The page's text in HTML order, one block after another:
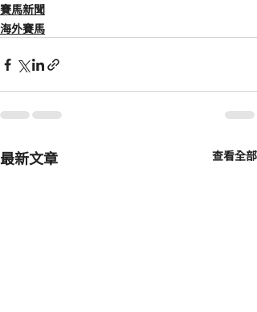
賽馬新聞
海外賽馬
最新文章 查看全部